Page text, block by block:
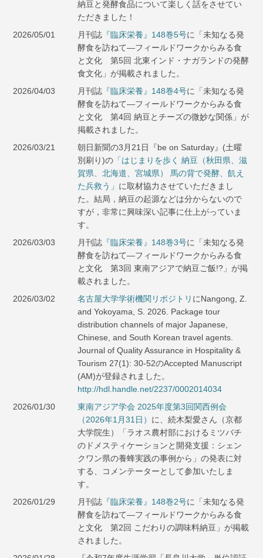
納豆と発酵食品について楽しく話をさせてい
ただきました！
2026/05/01
月刊誌 『臨床栄養』148巻5号に「未知なる発
酵食を訪ねて―フィールドワークからみる食
と文化 第5回 北東インド・ナガランドの発酵
食文化」が掲載されました。
2026/04/03
月刊誌 『臨床栄養』148巻4号に「未知なる発
酵食を訪ねて―フィールドワークからみる食
と文化 第4回 納豆とチーズの微妙な関係」が
掲載されました。
2026/03/21
朝日新聞の3月21日『be on Saturday』(土曜
別刷り)の 「はじまりを歩く 納豆（秋田県、滋
賀県、北海道、宮城県） 馬の背で発酵、飢え
た兵救う」 に取材協力させていただきまし
た。結局，納豆の起源などは分からないので
すが，非常に興味深い記事に仕上がっていま
す。
2026/03/03
月刊誌 『臨床栄養』148巻3号に「未知なる発
酵食を訪ねて―フィールドワークからみる食
と文化 第3回 東南アジアで納豆ご飯!?」が掲
載されました。
2026/03/02
名古屋大学学術機関リポジトリ にNangong, Z.
and Yokoyama, S. 2026. Package tour
distribution channels of major Japanese,
Chinese, and South Korean travel agents.
Journal of Quality Assurance in Hospitality &
Tourism 27(1): 30-52のAccepted Manuscript
(AM)が登録されました。
http://hdl.handle.net/2237/0002014034
2026/01/30
東南アジア学会 2025年度第3回関西例会
（2026年1月31日） に、続木梨愛さん（京都
大学院生）「ラオス農村部におけるミツバチ
のドメスティケーションと開発支援：シェン
クワン県の養蜂実践の事例から」の発表に対
する、コメンテーターとして参加いたしま
す。
2026/01/29
月刊誌 『臨床栄養』148巻2号に「未知なる発
酵食を訪ねて―フィールドワークからみる食
と文化 第2回 こだわりの調味料納豆」が掲載
されました。